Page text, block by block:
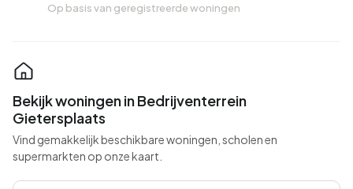
Op basis van geregistreerde woningen
Bekijk woningen in Bedrijventerrein
Gietersplaats
Vind gemakkelijk beschikbare woningen, scholen en
supermarkten op onze kaart.